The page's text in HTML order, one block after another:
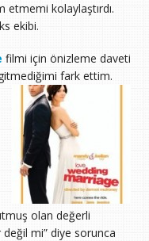
etmemi kolaylaştırdı.
ekibi.
filmi için önizleme daveti
fark ettim.
olan değerli
değil mi” diye sorunca